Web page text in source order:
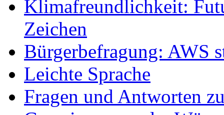
Klimafreundlichkeit:
Zeichen
Bürgerbefragung: AWS
Leichte Sprache
Fragen und Antworten